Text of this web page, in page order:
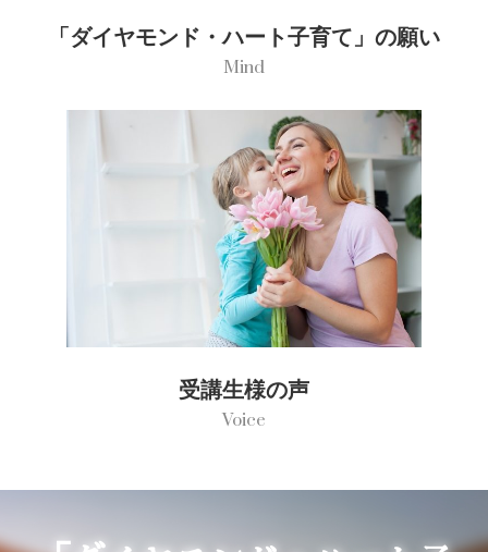
「ダイヤモンド・ハート子育て」の願い
Mind
受講生様の声
Voice